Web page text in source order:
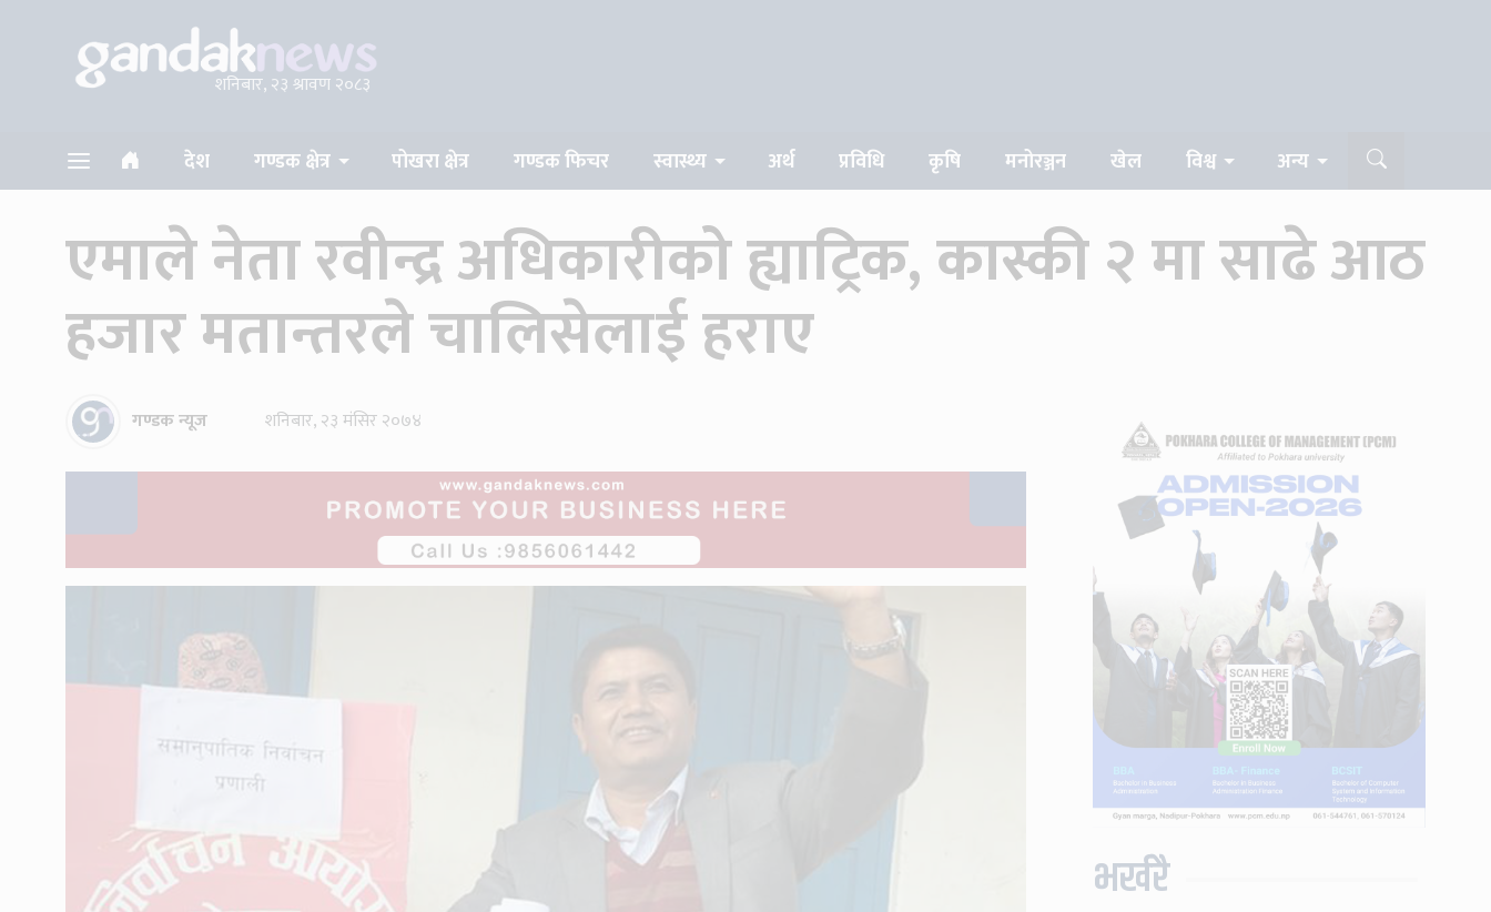
शनिबार, २३ श्रावण २०८३
देश गण्डक क्षेत्र पोखरा क्षेत्र गण्डक फिचर स्वास्थ्य अर्थ प्रविधि कृषि मनोरञ्जन खेल विश्व अन्य
एमाले नेता रवीन्द्र अधिकारीको ह्याट्रिक, कास्की २ मा साढे आठ
हजार मतान्तरले चालिसेलाई हराए
गण्डक न्यूज शनिबार, २३ मंसिर २०७४
भर्खरै